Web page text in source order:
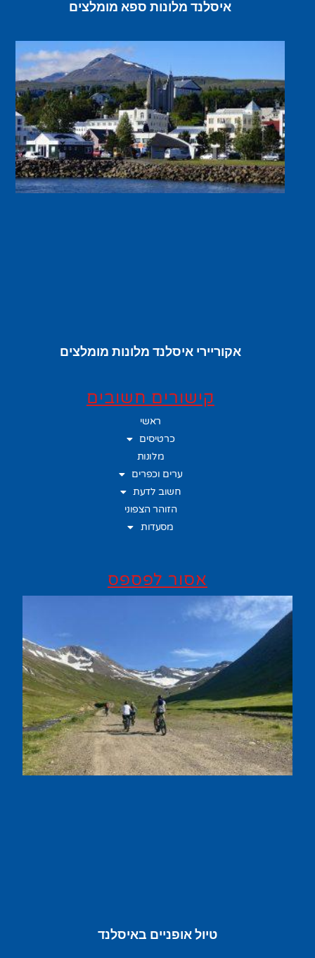
איסלנד מלונות ספא מומלצים
אקוריירי איסלנד מלונות מומלצים
קישורים חשובים
ראשי
כרטיסים
מלונות
ערים וכפרים
חשוב לדעת
הזוהר הצפוני
מסעדות
אסור לפספס
טיול אופניים באיסלנד